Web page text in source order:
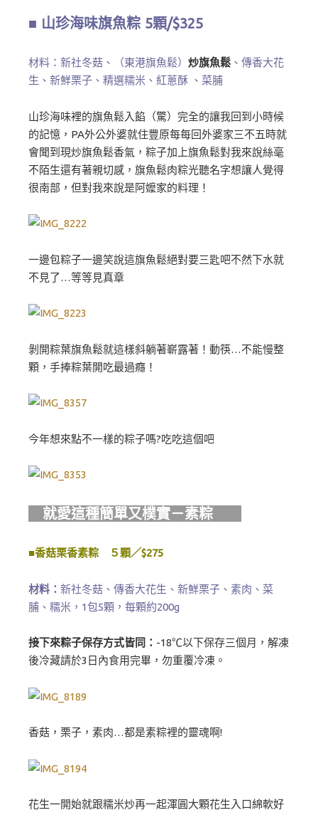
■ 山珍海味旗魚粽 5顆/$325
材料：新社冬菇、（東港旗魚鬆） 炒旗魚鬆 、傳香大花
生、新鮮栗子、精選糯米、紅蔥酥 、菜脯
山珍海味裡的旗魚鬆入餡（驚）完全的讓我回到小時候
的記憶，PA外公外婆就住豐原每每回外婆家三不五時就
會聞到現炒旗魚鬆香氣，粽子加上旗魚鬆對我來說絲毫
不陌生還有著親切感，旗魚鬆肉粽光聽名字想讓人覺得
很南部，但對我來說是阿嬤家的料理！
一邊包粽子一邊笑說這旗魚鬆絕對要三匙吧不然下水就
不見了…等等見真章
剝開粽葉旗魚鬆就這樣斜躺著嶄露著！動筷…不能慢整
顆，手捧粽葉開吃最過癮！
今年想來點不一樣的粽子嗎?吃吃這個吧
就愛這種簡單又樸實－素粽
■香菇栗香素粽 ５顆／$275
材料： 新社冬菇、傳香大花生、新鮮栗子、素肉、菜
脯、糯米，1包5顆，每顆約200g
接下來粽子保存方式皆同： -18℃以下保存三個月，解凍
後冷藏請於3日內食用完畢，勿重覆冷凍。
香菇，栗子，素肉…都是素粽裡的靈魂啊!
花生一開始就跟糯米炒再一起渾圓大顆花生入口綿軟好